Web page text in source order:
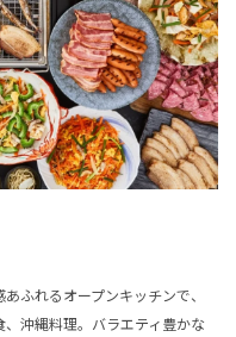
ふれるオープンキッチンで、
沖縄料理。バラエティ豊かな